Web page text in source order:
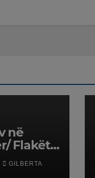
në
Flakët
disa
GILBERTA